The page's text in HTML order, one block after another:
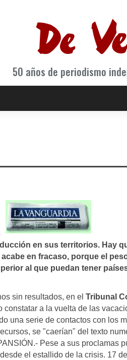
50 años de periodismo
en sus territorios. Hay
en fracaso, porque el
al que puedan tener
sin resultados, en el Tribunal
constatar a la vuelta de las
una serie de contactos con los
se "caerían" del texto
Pese a sus proclamas
el estallido de la crisis. 17